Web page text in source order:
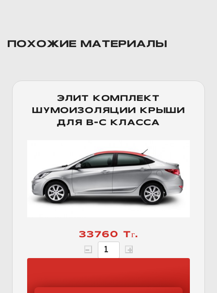
ПОХОЖИЕ МАТЕРИАЛЫ
ЭЛИТ КОМПЛЕКТ
ШУМОИЗОЛЯЦИИ КРЫШИ
ДЛЯ B-C КЛАССА
33760 Тг.